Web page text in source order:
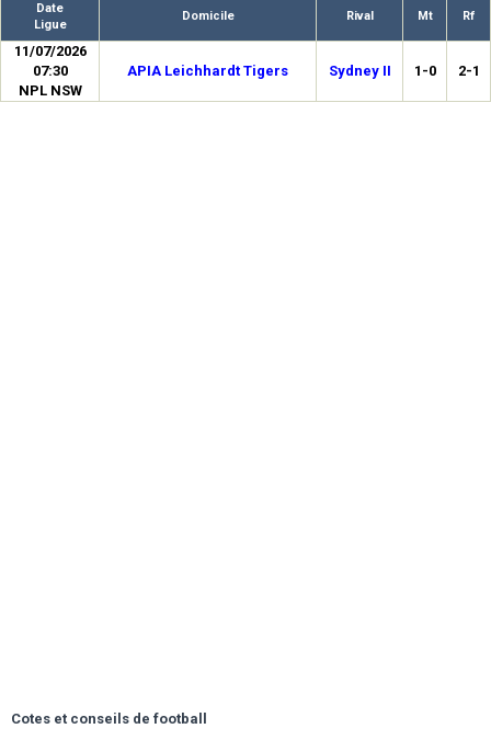
Date
Ligue
Domicile Rival Mt Rf
11/07/2026
07:30
NPL NSW
APIA Leichhardt Tigers Sydney II 1-0 2-1
Cotes et conseils de football